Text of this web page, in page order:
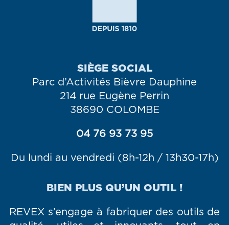
SIÈGE SOCIAL
Parc d’Activités Bièvre Dauphine
214 rue Eugène Perrin
38690 COLOMBE
04 76 93 73 95
Du lundi au vendredi (8h-12h / 13h30-17h)
BIEN PLUS QU’UN OUTIL !
REVEX s’engage à fabriquer des outils de